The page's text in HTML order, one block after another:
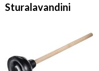
Sturalavandini